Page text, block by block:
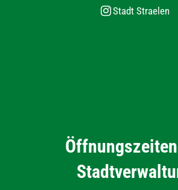
Stadt Straelen